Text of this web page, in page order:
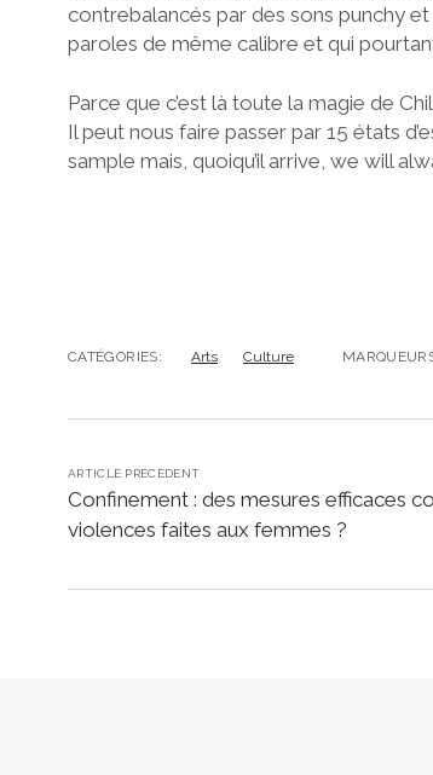
contrebalancés par des sons punchy
paroles de même calibre et qui
Parce que c’est là toute la magie de
Il peut nous faire passer par 15 états
sample mais, quoiqu’il arrive, we will
CATÉGORIES: Arts Culture
ARTICLE PRÉCÉDENT
Confinement : des mesures efficaces
violences faites aux femmes ?